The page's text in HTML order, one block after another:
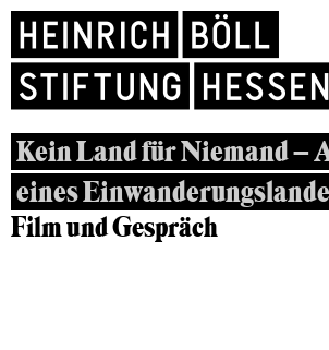
Kein Land für Niemand –
eines
Film und Gespräch